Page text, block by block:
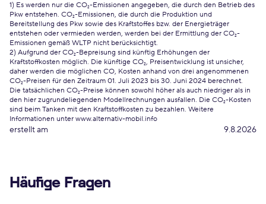
1) Es werden nur die CO₂-Emissionen angegeben, die durch den Betrieb des
Pkw entstehen. CO₂-Emissionen, die durch die Produktion und
Bereitstellung des Pkw sowie des Kraftstoffes bzw. der Energieträger
entstehen oder vermieden werden, werden bei der Ermittlung der CO₂-
Emissionen gemäß WLTP nicht berücksichtigt.
2) Aufgrund der CO₂-Bepreisung sind künftig Erhöhungen der
Kraftstoffkosten möglich. Die künftige CO₂, Preisentwicklung ist unsicher,
daher werden die möglichen CO, Kosten anhand von drei angenommenen
CO₂-Preisen für den Zeitraum 01. Juli 2023 bis 30. Juni 2024 berechnet.
Die tatsächlichen CO₂-Preise können sowohl höher als auch niedriger als in
den hier zugrundeliegenden Modellrechnungen ausfallen. Die CO₂-Kosten
sind beim Tanken mit den Kraftstoffkosten zu bezahlen. Weitere
Informationen unter www.alternativ-mobil.info
erstellt am 9.8.2026
Häufige Fragen